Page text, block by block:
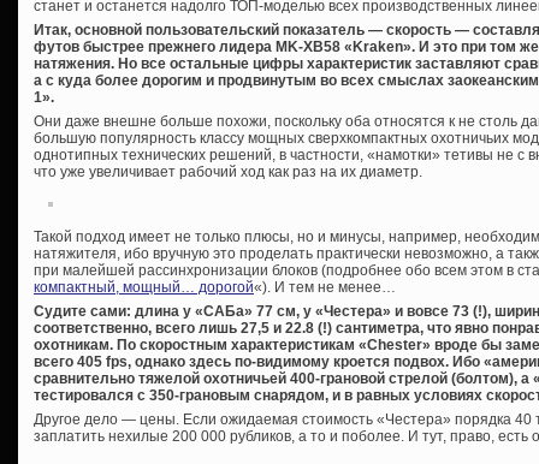
станет и останется надолго ТОП-моделью всех производственных
Итак, основной пользовательский показатель — скорость —
футов быстрее прежнего лидера MK-XB58 «Kraken». И это при том
натяжения. Но все остальные цифры характеристик заставляют
а с куда более дорогим и продвинутым во всех смыслах
1».
Они даже внешне больше похожи, поскольку оба относятся к не столь
большую популярность классу мощных сверхкомпактных охотничьих
однотипных технических решений, в частности, «намотки» тетивы не с
что уже увеличивает рабочий ход как раз на их диаметр.
Такой подход имеет не только плюсы, но и минусы, например,
натяжителя, ибо вручную это проделать практически невозможно, а
при малейшей рассинхронизации блоков (подробнее обо всем этом в
компактный, мощный… дорогой«). И тем не менее…
Судите сами: длина у «САБа» 77 см, у «Честера» и вовсе 73 (!),
соответственно, всего лишь 27,5 и 22.8 (!) сантиметра, что явно
охотникам. По скоростным характеристикам «Chester» вроде бы
всего 405 fps, однако здесь по-видимому кроется подвох. Ибо
сравнительно тяжелой охотничьей 400-грановой стрелой (болтом), а
тестировался с 350-грановым снарядом, и в равных условиях
Другое дело — цены. Если ожидаемая стоимость «Честера» порядка 40
заплатить нехилые 200 000 рубликов, а то и поболее. И тут, право, есть